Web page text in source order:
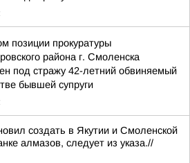
позиции прокуратуры
района г. Смоленска
под стражу 42-летний обвиняемый
бывшей супруги
создать в Якутии и Смоленской
алмазов, следует из указа.//